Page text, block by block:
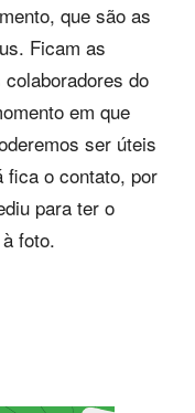
que são as
Ficam as
do
em que
ser úteis
fica o contato, por
para ter o
foto.